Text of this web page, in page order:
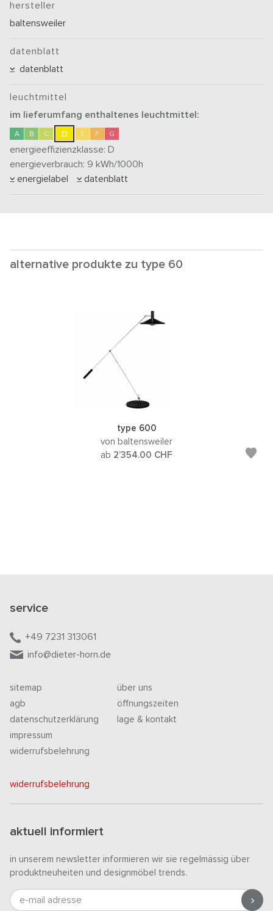
hersteller
baltensweiler
datenblatt
datenblatt
leuchtmittel
im lieferumfang enthaltenes leuchtmittel:
A B C D E F G
energieeffizienzklasse: D
energieverbrauch: 9 kWh/1000h
energielabel
datenblatt
alternative produkte zu type 60
type 600
von baltensweiler
ab 2’354.00 CHF
service
+49 7231 313061
info@dieter-horn.de
sitemap
agb
datenschutzerklärung
impressum
widerrufsbelehrung
über uns
öffnungszeiten
lage & kontakt
widerrufsbelehrung
aktuell informiert
in unserem newsletter informieren wir sie regelmässig über
produktneuheiten und designmöbel trends.
e-mail adresse